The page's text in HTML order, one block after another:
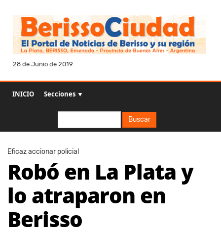
28 de Junio de 2019
INICIO Secciones ▼
Buscar
Eficaz accionar policial
Robó en La Plata y
lo atraparon en
Berisso